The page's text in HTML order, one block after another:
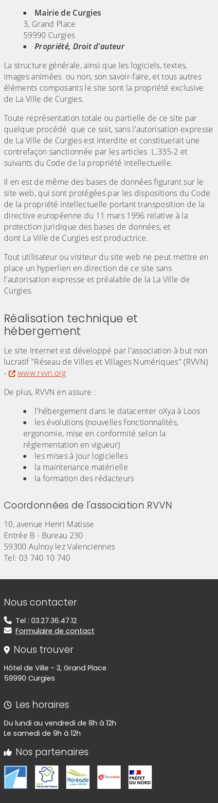
Mairie de Curgies
3, Grand Place
59990 Curgies
Propriété, Droit d'auteur
La structure générale, ainsi que les logiciels, textes,
images animées ou non, son savoir-faire, et tous autres
éléments composants le site sont la propriété exclusive
de La Ville de Curgies.
Toute représentation totale ou partielle de ce site par
quelque procédé que ce soit, sans l'autorisation expresse
de La Ville de Curgies est interdite et constituerait une
contrefaçon sanctionnée par les articles L.335-2 et
suivants du Code de la propriété intellectuelle.
Il en est de même des bases de données figurant sur le
site web, qui sont protégées par les dispositions du Code
de la propriété intellectuelle portant transposition de la
directive européenne du 11 mars 1996 relative à la
protection juridique des bases de données, et
dont La Ville de Curgies est productrice.
Tout utilisateur ou visiteur du site web ne peut mettre en
place un hyperlien en direction de ce site sans
l'autorisation expresse et préalable de la La Ville de
Curgies.
Réalisation technique et
hébergement
Le site Internet est développé par l'association à but non
lucratif "Réseau de Villes et Villages Numériques" (RVVN)
-
www.rvvn.org
De plus, RVVN en assure :
l'hébergement dans le datacenter oXya à Loos
les évolutions (nouvelles fonctionnalités,
ergonomie, mise en conformité selon la
réglementation en vigueur)
les mises à jour logicielles
la maintenance matérielle
la formation des rédacteurs
Coordonnées de l'association RVVN
10, avenue Henri Matisse
Entrée B - Bureau 230
59300 Aulnoy lez Valenciennes
Tel: 03 740 10 740
Informations de contact
Nous contacter
Tel : 03.27.36.47.12
Formulaire de contact
Nous trouver
Hôtel de Ville - 3, Grand Place
59990 Curgies
Les horaires
Du lundi au vendredi de 8h à 12h
Le samedi de 9h à 12h
Nos partenaires